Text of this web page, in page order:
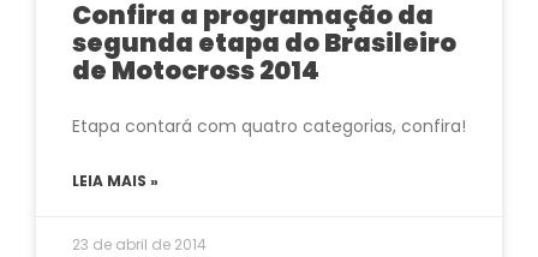
Confira a programação da
segunda etapa do Brasileiro
de Motocross 2014
Etapa contará com quatro categorias, confira!
LEIA MAIS »
23 de abril de 2014